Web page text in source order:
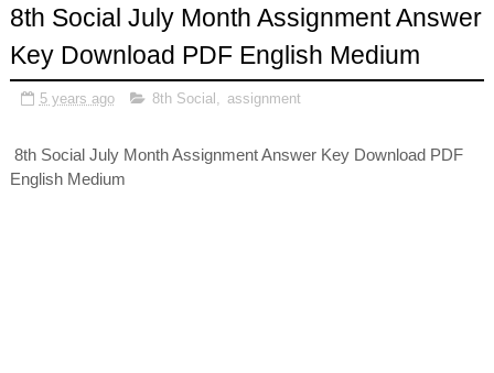
8th Social July Month Assignment Answer
Key Download PDF English Medium
5 years ago 8th Social assignment
8th Social July Month Assignment Answer Key Download PDF
English Medium